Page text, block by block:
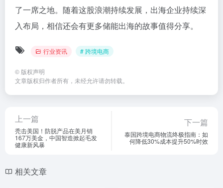
了一席之地。随着这股浪潮持续发展，出海企业持续深
入布局，相信还会有更多储能出海的故事值得分享。
行业资讯 # 跨境电商
© 版权声明
文章版权归作者所有，未经允许请勿转载。
上一篇
秃击美国！防脱产品在美月销
167万美金，中国智造掀起毛发
健康新风暴
下一篇
泰国跨境电商物流终极指南：如
何降低30%成本提升50%时效
相关文章